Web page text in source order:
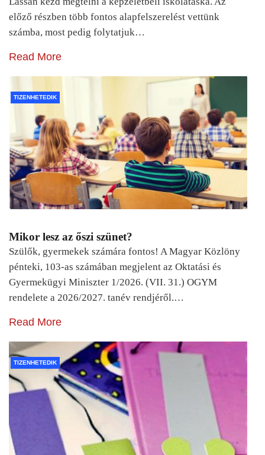
előző részben több fontos alapfelszerelést vettünk
számba, most pedig folytatjuk…
Read More
TIZENHETEDIK
Mikor lesz az őszi szünet?
Szülők, gyermekek számára fontos! A Magyar Közlöny
pénteki, 103-as számában megjelent az Oktatási és
Gyermekügyi Miniszter 1/2026. (VII. 31.) OGYM
rendelete a 2026/2027. tanév rendjéről.…
Read More
TIZENHETEDIK